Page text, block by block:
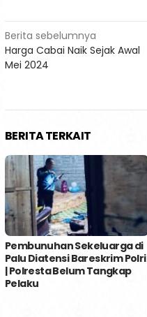
Navigasi
pos
Berita sebelumnya
Harga Cabai Naik Sejak Awal
Mei 2024
BERITA TERKAIT
Pembunuhan Sekeluarga di
Palu Diatensi Bareskrim Polri
| Polresta Belum Tangkap
Pelaku